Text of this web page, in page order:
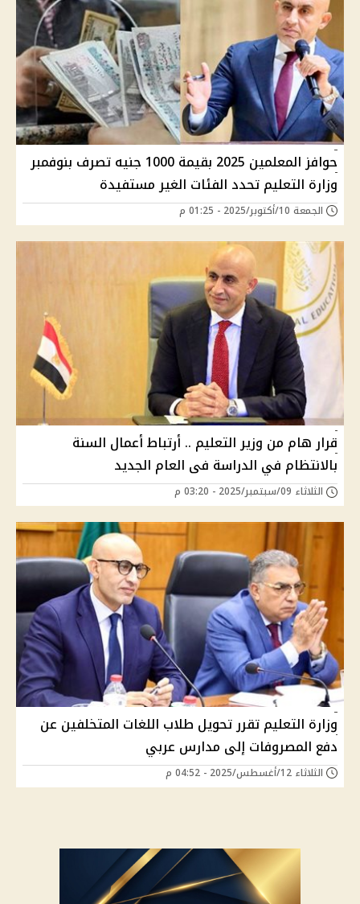
حوافز المعلمين 2025 بقيمة 1000 جنيه تصرف بنوفمبر
وزارة التعليم تحدد الفئات الغير مستفيدة
الجمعة 10/أكتوبر/2025 - 01:25 م
قرار هام من وزير التعليم .. أرتباط أعمال السنة
بالانتظام في الدراسة فى العام الجديد
الثلاثاء 09/سبتمبر/2025 - 03:20 م
وزارة التعليم تقرر تحويل طلاب اللغات المتخلفين عن
دفع المصروفات إلى مدارس عربي
الثلاثاء 12/أغسطس/2025 - 04:52 م